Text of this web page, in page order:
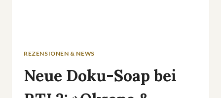
REZENSIONEN & NEWS
Neue Doku-Soap bei